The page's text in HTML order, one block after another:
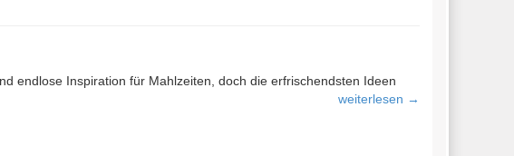
endlose Inspiration für Mahlzeiten, doch die erfrischendsten Ideen
weiterlesen →